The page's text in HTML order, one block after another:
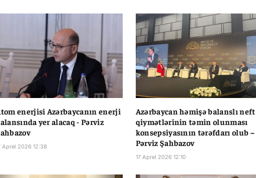
enerjisi Azərbaycanın enerji
yer alacaq - Pərviz
Aprel 2026 12:38
Azərbaycan həmişə balanslı neft
qiymətlərinin təmin olunması
konsepsiyasının tərəfdarı olub –
Pərviz Şahbazov
17 Aprel 2026 12:10